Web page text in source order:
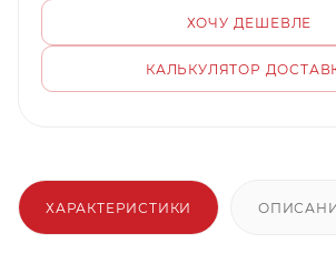
ХОЧУ ДЕШЕВЛЕ
КАЛЬКУЛЯТОР
ХАРАКТЕРИСТИКИ